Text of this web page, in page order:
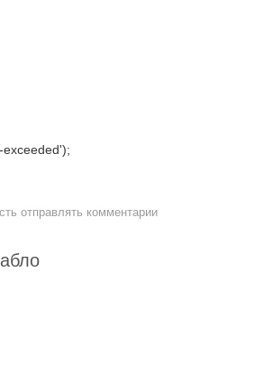
отправлять комментарии